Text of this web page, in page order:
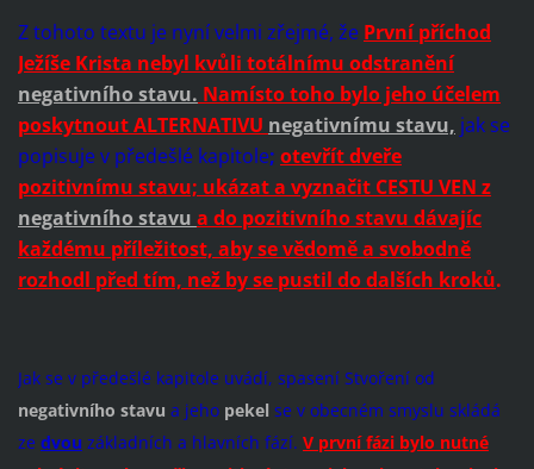
Z tohoto textu je nyní velmi zřejmé, že První příchod
Ježíše Krista nebyl kvůli totálnímu odstranění
negativního stavu. Namísto toho bylo jeho účelem
poskytnout ALTERNATIVU negativnímu stavu, jak se
popisuje v předešlé kapitole; otevřít dveře
pozitivnímu stavu; ukázat a vyznačit CESTU VEN z
negativního stavu a do pozitivního stavu dávajíc
každému příležitost, aby se vědomě a svobodně
rozhodl před tím, než by se pustil do dalších kroků.
Jak se v předešlé kapitole uvádí, spasení Stvoření od
negativního stavu a jeho pekel se v obecném smyslu skládá
ze dvou základních a hlavních fází. V první fázi bylo nutné